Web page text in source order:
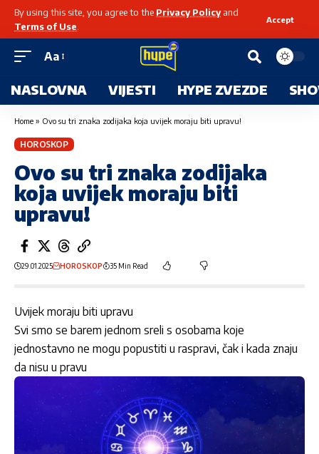
By using this site, you agree to the Privacy Policyand
Terms of Use
Accept
Aa
NASLOVNA VIJESTI HYPE ZVEZDE
Home » Ovo su tri znaka zodijaka koja uvijek moraju biti upravu!
HOROSKOP
Ovo su tri znaka zodijaka
koja uvijek moraju biti
upravu!
29.01.2025 HOROSKOP 35 Min Read
Uvijek moraju biti upravu
Svi smo se barem jednom sreli s osobama koje
jednostavno ne mogu popustiti u raspravi, čak i kada znaju
da nisu u pravu